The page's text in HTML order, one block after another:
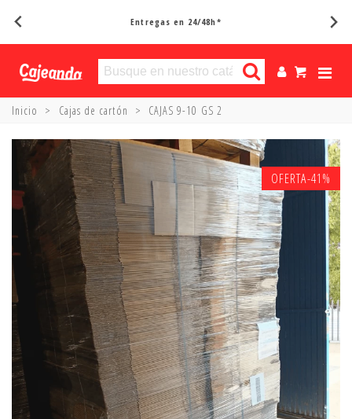
Entregas en 24/48h*
Inicio > Cajas de cartón > CAJAS 9-10 GS 2
OFERTA-41%